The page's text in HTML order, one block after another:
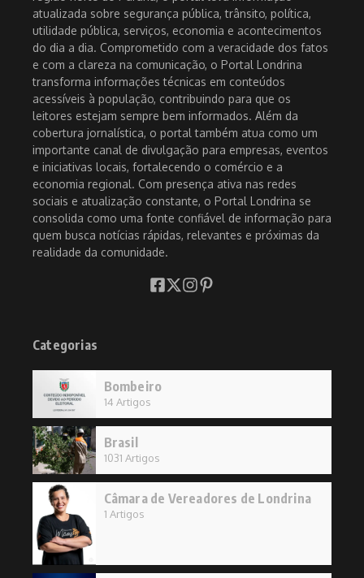
atualizada sobre segurança pública, trânsito, política,
utilidade pública, serviços, economia e acontecimentos
do dia a dia. Comprometido com a veracidade dos fatos
e com a clareza na comunicação, o Portal Londrina
transforma informações técnicas em conteúdos
acessíveis à população, contribuindo para que os
leitores estejam sempre bem informados. Além da
cobertura jornalística, o portal também atua como um
importante canal de divulgação para empresas, eventos
e iniciativas locais, fortalecendo o comércio e a
economia regional. Com presença ativa nas redes
sociais e atualização constante, o Portal Londrina se
consolida como uma fonte confiável de informação para
quem busca notícias rápidas, relevantes e próximas da
realidade da comunidade.
Categorias
Bombeiro
14 Artigos
Brasil
1031 Artigos
Câmara de Vereadores de Londrina
1 Artigos